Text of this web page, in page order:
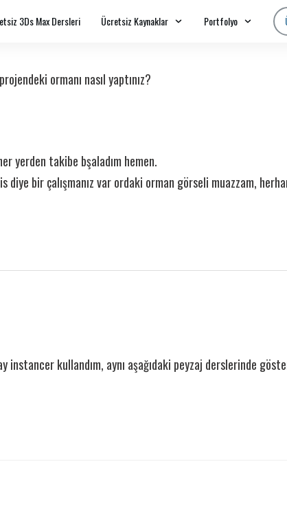
3Ds Max Dersleri Ücretsiz Kaynaklar Portfolyo
ormanı nasıl yaptınız?
yerden takibe bşaladım hemen.
bir çalışmanız var ordaki orman görseli muazzam,
instancer kullandım, aynı aşağıdaki peyzaj derslerinde